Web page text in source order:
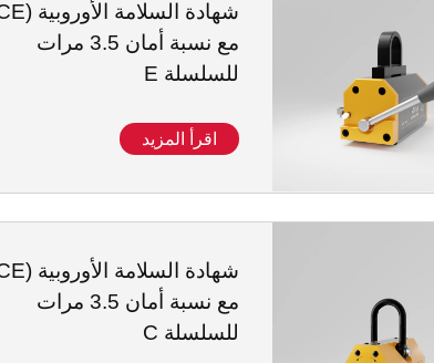
مع نسبة أمان 3.5 مرات
للسلسلة E
اقرأ المزيد
مع نسبة أمان 3.5 مرات
للسلسلة C